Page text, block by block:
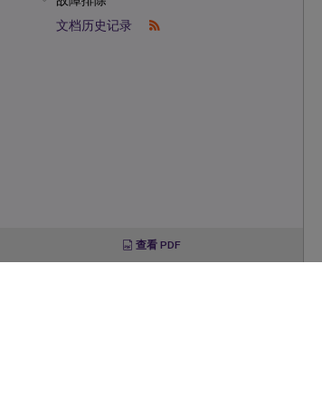
文档历史记录
查看 PDF